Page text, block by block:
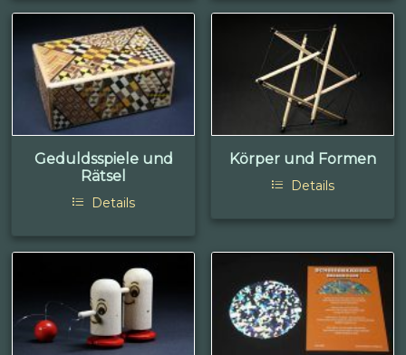
Geduldsspiele und
Rätsel
Details
Körper und Formen
Details